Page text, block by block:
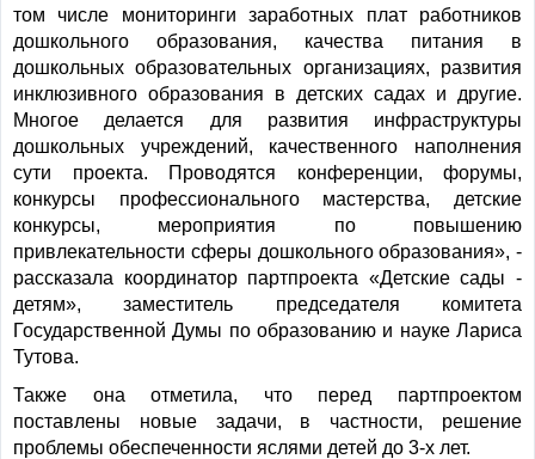
том числе мониторинги заработных плат работников
дошкольного образования, качества питания в
дошкольных образовательных организациях, развития
инклюзивного образования в детских садах и другие.
Многое делается для развития инфраструктуры
дошкольных учреждений, качественного наполнения
сути проекта. Проводятся конференции, форумы,
конкурсы профессионального мастерства, детские
конкурсы, мероприятия по повышению
привлекательности сферы дошкольного образования», -
рассказала координатор партпроекта «Детские сады -
детям», заместитель председателя комитета
Государственной Думы по образованию и науке Лариса
Тутова.
Также она отметила, что перед партпроектом
поставлены новые задачи, в частности, решение
проблемы обеспеченности яслями детей до 3-х лет.